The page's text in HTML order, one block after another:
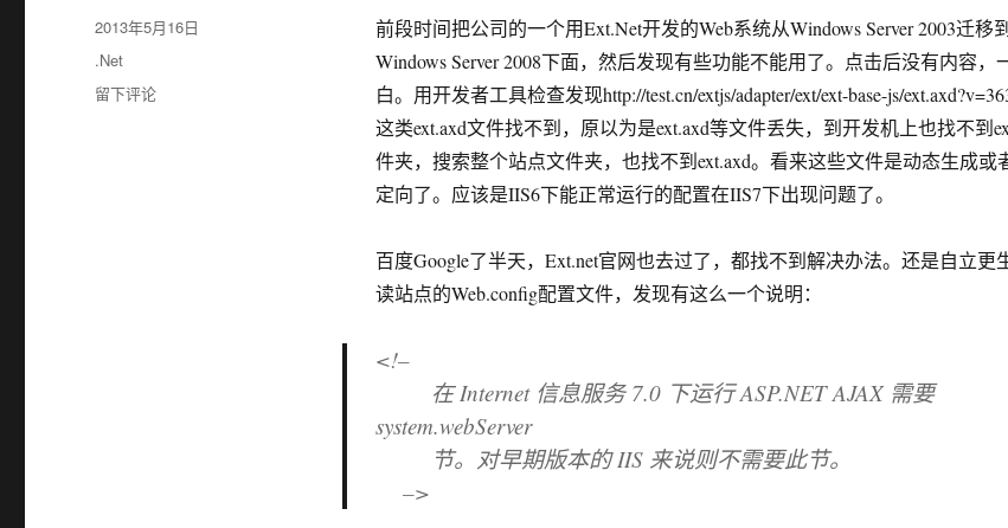
前段时间把公司的一个用Ext.Net开发的Web系统从Windows Server 2003迁移
Windows Server 2008下面，然后发现有些功能不能用了。点击后没有内容，
白。用开发者工具检查发现http://test.cn/extjs/adapter/ext/ext-base-js/
这类ext.axd文件找不到，原以为是ext.axd等文件丢失，到开发机上也找不到
件夹，搜索整个站点文件夹，也找不到ext.axd。看来这些文件是动态生成或
定向了。应该是IIS6下能正常运行的配置在IIS7下出现问题了。
百度Google了半天，Ext.net官网也去过了，都找不到解决办法。还是自立更
读站点的Web.config配置文件，发现有这么一个说明：
<!–
在 Internet 信息服务 7.0 下运行 ASP.NET AJAX 需要
system.webServer
节。对早期版本的 IIS 来说则不需要此节。
–>
发
布
2013年5月16日
分
类
.Net
于
留下评论